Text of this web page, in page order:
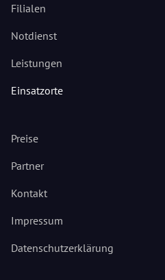
Filialen
Notdienst
Leistungen
Einsatzorte
Preise
Partner
Kontakt
Impressum
Datenschutzerklärung